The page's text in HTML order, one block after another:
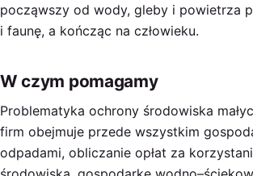
począwszy od wody, gleby i powietrza
i faunę, a kończąc na człowieku.
W czym pomagamy
Problematyka ochrony środowiska
firm obejmuje przede wszystkim
odpadami, obliczanie opłat za